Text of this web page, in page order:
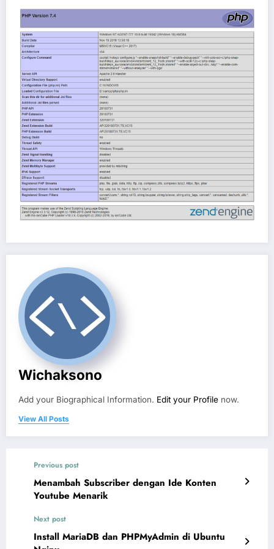
Wichaksono
Add your Biographical Information. Edit your Profile now.
View All Posts
Previous post
Menambah Subscriber dengan Ide Konten
Youtube Menarik
Next post
Install MariaDB dan PHPMyAdmin di Ubuntu